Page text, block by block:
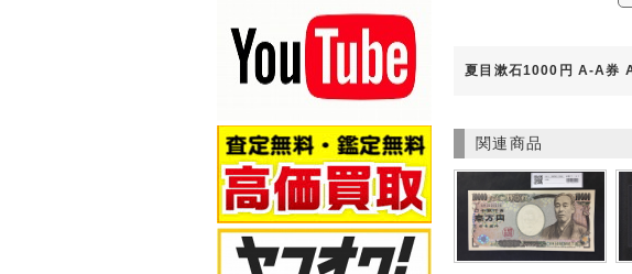
夏目漱石1000円 A-A券
関連商品